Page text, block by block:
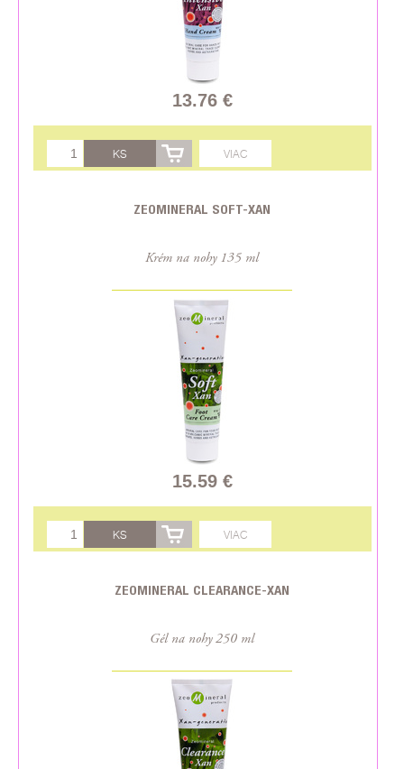
13.76 €
KS VIAC
ZEOMINERAL SOFT-XAN
Krém na nohy 135 ml
15.59 €
KS VIAC
ZEOMINERAL CLEARANCE-XAN
Gél na nohy 250 ml